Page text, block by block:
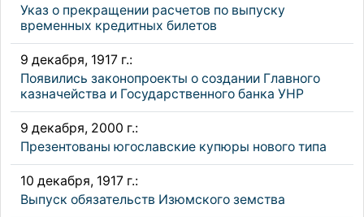
Указ о прекращении расчетов по выпуску
временных кредитных билетов
9 декабря, 1917 г.:
Появились законопроекты о создании Главного
казначейства и Государственного банка УНР
9 декабря, 2000 г.:
Презентованы югославские купюры нового типа
10 декабря, 1917 г.:
Выпуск обязательств Изюмского земства